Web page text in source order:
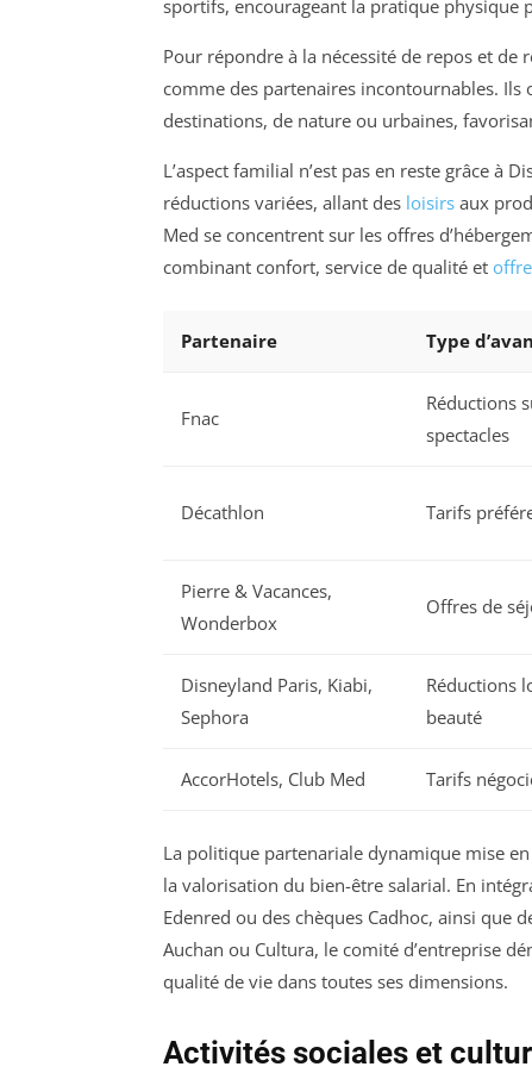
sportifs, encourageant la pratique physique
Pour répondre à la nécessité de repos et de
comme des partenaires incontournables.
destinations, de nature ou urbaines,
L’aspect familial n’est pas en reste grâce à
réductions variées, allant des loisirs aux
Med se concentrent sur les offres
combinant confort, service de qualité et
Partenaire Type
Fnac
Réductions
spectacles
Décathlon Tarifs
Pierre & Vacances,
Wonderbox
Offres de
Disneyland Paris, Kiabi,
Sephora
Réductions
beauté
AccorHotels, Club Med Tarifs
La politique partenariale dynamique mise
la valorisation du bien-être salarial. En
Edenred ou des chèques Cadhoc, ainsi que
Auchan ou Cultura, le comité d’entreprise
qualité de vie dans toutes ses dimensions.
Activités sociales et